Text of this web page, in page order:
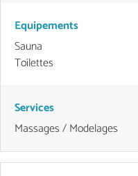
Equipements
Sauna
Toilettes
Services
Massages / Modelages